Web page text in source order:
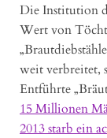
Die Institution
Wert von
weit verbreitet,
Entführte
15 Millionen
2013 starb ein